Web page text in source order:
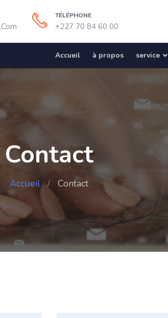
TÉLÉPHONE
+227 70 84 60 00
Accueil à propos service
Contact
Accueil Contact